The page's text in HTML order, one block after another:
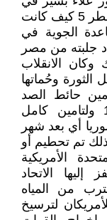
كتابه (كنت طبيب لصدام) صفحه 53 السطر 5 كيف كانت
الجوية في
جلبته من مصر
الانقلاب
وحُماتها
حائط الصد
الثاني فكانت مجزرة 8 شباط 1963 ولتامين كامل
8 آذار 1963 في سوريا أي بعد شهر
وبذلك تم تحطيم أو
الأمريكية
إليها الاتحاد
من المياه
لترسيخ